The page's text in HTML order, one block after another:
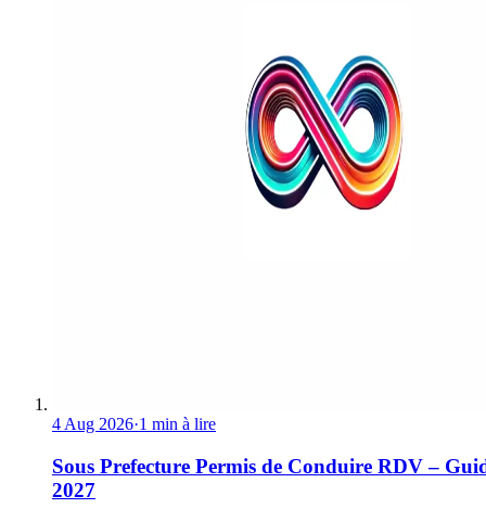
4 Aug 2026·1 min à lire
Sous Prefecture Permis de Conduire RDV –
2027